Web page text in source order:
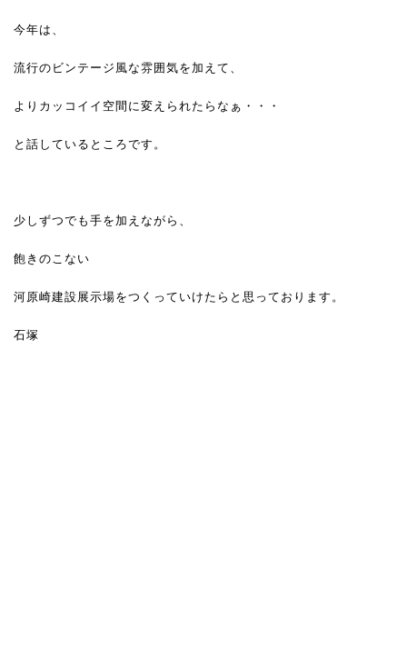
今年は、
流行のビンテージ風な雰囲気を加えて、
よりカッコイイ空間に変えられたらなぁ・・・
と話しているところです。
少しずつでも手を加えながら、
飽きのこない
河原崎建設展示場をつくっていけたらと思っております。
石塚